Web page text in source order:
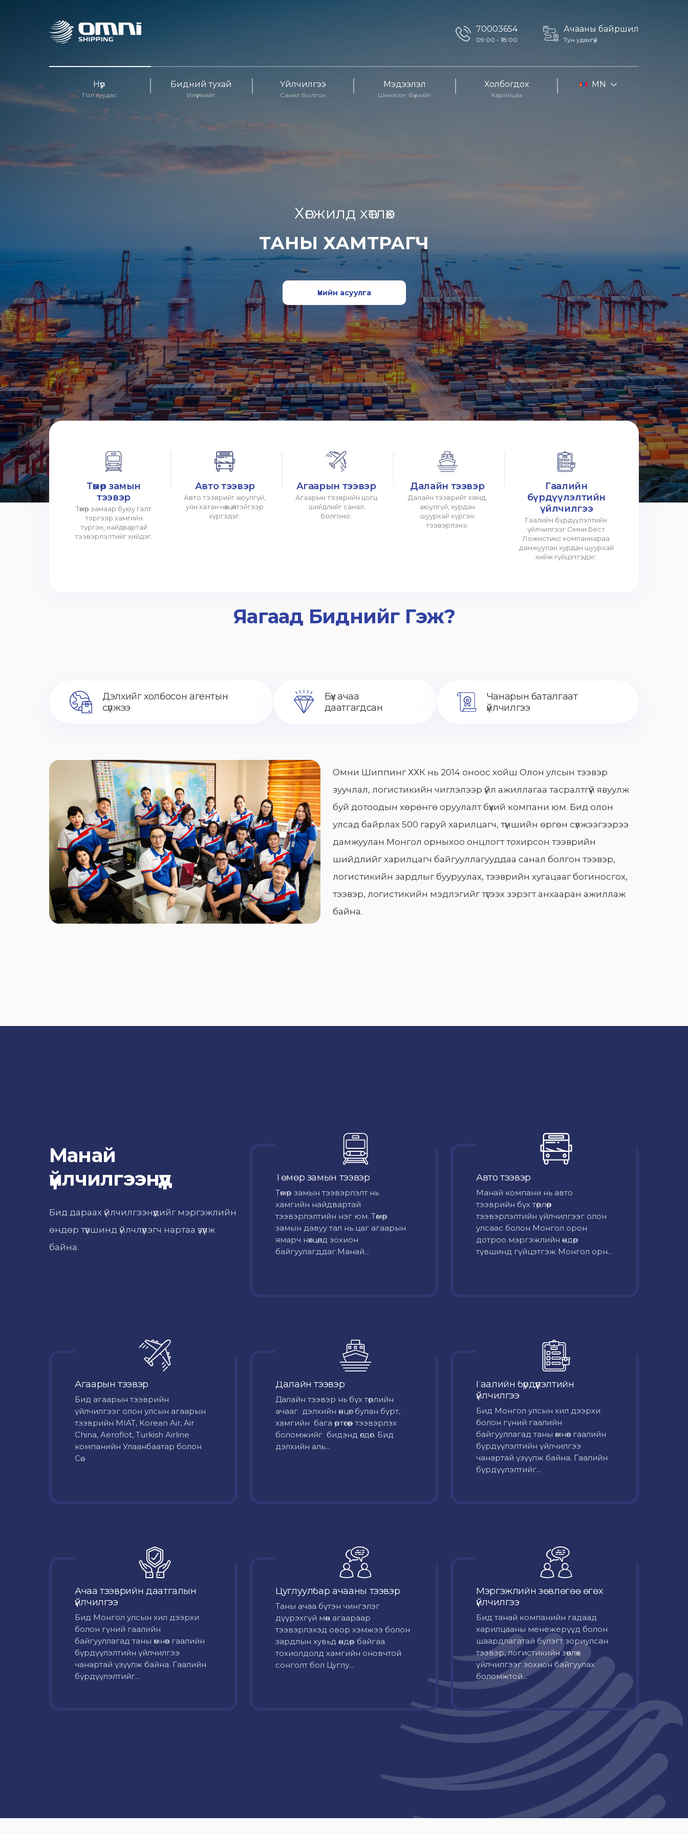
70003654
09:00 - 18:00
Ачааны байршил
Тун удахгүй
Нүүр
Гол хуудас
Бидний тухай
Илүү ихийг
Үйлчилгээ
Санал болгох
Мэдээлэл
Шинэлэг бүхнийг
Холбогдох
Харилцах
MN
Хөгжилд хөтлөх
ТАНЫ ХАМТРАГЧ
Үнийн асуулга
Төмөр замын
тээвэр
Төмөр замаар буюу галт
тэргээр хамгийн
түргэн, найдвартай
тээвэрлэлтийг хийдэг.
Авто тээвэр
Авто тээврийг аюулгүй,
уян хатан нөхцөлтэйгээр
хүргэдэг.
Агаарын тээвэр
Агаарын тээврийн цогц
шийдлийг санал
болгоно.
Далайн тээвэр
Далайн тээврийг хямд,
аюулгүй, хурдан
шуурхай хүргэн
тээвэрлэнэ.
Гаалийн
бүрдүүлэлтийн
үйлчилгээ
Гаалийн бүрдүүлэлтийн
үйлчилгээг Омни Бест
Ложистикс компаниараа
дамжуулан хурдан шуурхай
хийж гүйцэтгэдэг.
Яагаад Биднийг Гэж?
Дэлхийг холбосон агентын
сүлжээ
Бүх ачаа
даатгагдсан
Чанарын баталгаат
үйлчилгээ
Омни Шиппинг ХХК нь 2014 оноос хойш Олон улсын тээвэр
зуучлал, логистикийн чиглэлээр үйл ажиллагаа тасралтгүй явуулж
буй дотоодын хөрөнгө оруулалт бүхий компани юм. Бид олон
улсад байрлах 500 гаруй харилцагч, түншийн өргөн сүлжээгээрээ
дамжуулан Монгол орныхоо онцлогт тохирсон тээврийн
шийдлийг харилцагч байгууллагууддаа санал болгон тээвэр,
логистикийн зардлыг бууруулах, тээврийн хугацааг богиносгох,
тээвэр, логистикийн мэдлэгийг түгээх зэрэгт анхааран ажиллаж
байна.
Манай
үйлчилгээнүүд
Бид дараах үйлчилгээнүүдийг мэргэжлийн
өндөр түвшинд үйлчлүүлэгч нартаа үзүүлж
байна.
Төмөр замын тээвэр
Төмөр замын тээвэрлэлт нь
хамгийн найдвартай
тээвэрлэлтийн нэг юм. Төмөр
замын давуу тал нь цаг агаарын
ямарч нөхцөлд зохион
байгуулагддаг.Манай...
Авто тээвэр
Mанай компани нь авто
тээврийн бүх төрлөөр
тээвэрлэлтийн үйлчилгээг олон
улсаас болон Монгол орон
дотроо мэргэжлийн өндөр
түвшинд гүйцэтгэж Монгол орн...
Агаарын тээвэр
Бид агаарын тээврийн
үйлчилгээг олон улсын агаарын
тээврийн MIAT, Korean Air, Air
China, Aeroflot, Turkish Airline
компанийн Улаанбаатар болон
Сө...
Далайн тээвэр
Далайн тээвэр нь бүх төрлийн
ачааг дэлхийн өнцөг булан бүрт,
хамгийн бага өртөгөөр тээвэрлэх
боломжийг бидэнд өгдөг. Бид
дэлхийн аль...
Гаалийн бүрдүүлэлтийн
үйлчилгээ
Бид Монгол улсын хил дээрхи
болон гүний гаалийн
байгууллагад таны өмнөөс гаалийн
бүрдүүлэлтийн үйлчилгээ
чанартай үзүүлж байна. Гаалийн
бүрдүүлэлтийг...
Ачаа тээврийн даатгалын
үйлчилгээ
Бид Монгол улсын хил дээрхи
болон гүний гаалийн
байгууллагад таны өмнөөс гаалийн
бүрдүүлэлтийн үйлчилгээ
чанартай үзүүлж байна. Гаалийн
бүрдүүлэлтийг...
Цуглуулбар ачааны тээвэр
Таны ачаа бүтэн чингэлэг
дүүрэхгүй мөн агаараар
тээвэрлэхэд овор хэмжээ болон
зардлын хувьд өндөр байгаа
тохиолдолд хамгийн оновчтой
сонголт бол Цуглу...
Мэргэжлийн зөвлөгөө өгөх
үйлчилгээ
Бид танай компанийн гадаад
харилцааны менежерүүд болон
шаардлагатай бүлэгт зориулсан
тээвэр, логистикийн зөвлөх
үйлчилгээг зохион байгуулах
боломжтой...